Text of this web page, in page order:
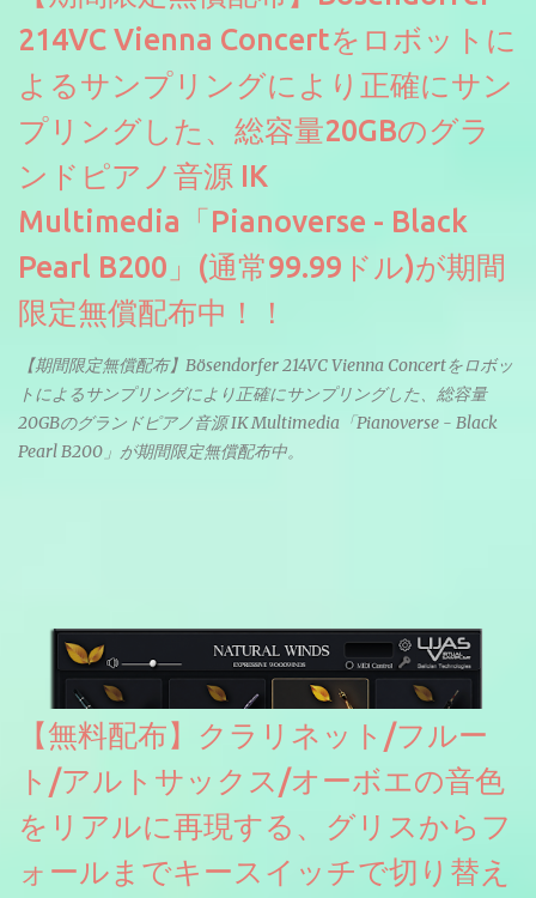
214VC Vienna Concertをロボットに
よるサンプリングにより正確にサン
プリングした、総容量20GBのグラ
ンドピアノ音源 IK
Multimedia「Pianoverse - Black
Pearl B200」(通常99.99ドル)が期間
限定無償配布中！！
【期間限定無償配布】Bösendorfer 214VC Vienna Concertをロボッ
トによるサンプリングにより正確にサンプリングした、総容量
20GBのグランドピアノ音源 IK Multimedia「Pianoverse - Black
Pearl B200」が期間限定無償配布中。
【無料配布】クラリネット/フルー
ト/アルトサックス/オーボエの音色
をリアルに再現する、グリスからフ
ォールまでキースイッチで切り替え